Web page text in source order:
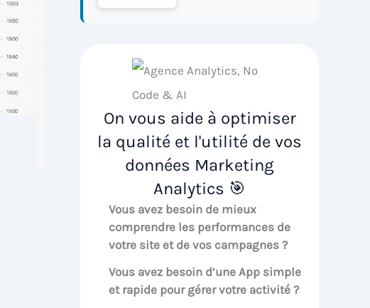
On vous aide à optimiser
la qualité et l'utilité de vos
données Marketing
Analytics 🎯
Vous avez besoin de mieux
comprendre les performances de
votre site et de vos campagnes ?
Vous avez besoin d’une App simple
et rapide pour gérer votre activité ?